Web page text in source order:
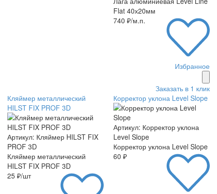
Flat 40х20мм
740 ₽/м.п.
Избранное
Заказать в 1 клик
Кляймер металлический
HILST FIX PROF 3D
Артикул: Кляймер HILST FIX
PROF 3D
Кляймер металлический
HILST FIX PROF 3D
25 ₽/шт
Корректор уклона Level Slope
Артикул: Корректор уклона
Level Slope
Корректор уклона Level Slope
60 ₽